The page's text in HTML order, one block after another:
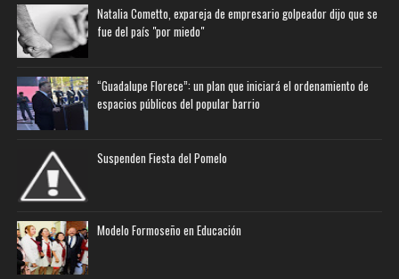
Natalia Cometto, expareja de empresario golpeador dijo que se
fue del país "por miedo"
“Guadalupe Florece”: un plan que iniciará el ordenamiento de
espacios públicos del popular barrio
Suspenden Fiesta del Pomelo
Modelo Formoseño en Educación